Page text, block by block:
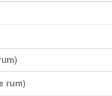
rum)